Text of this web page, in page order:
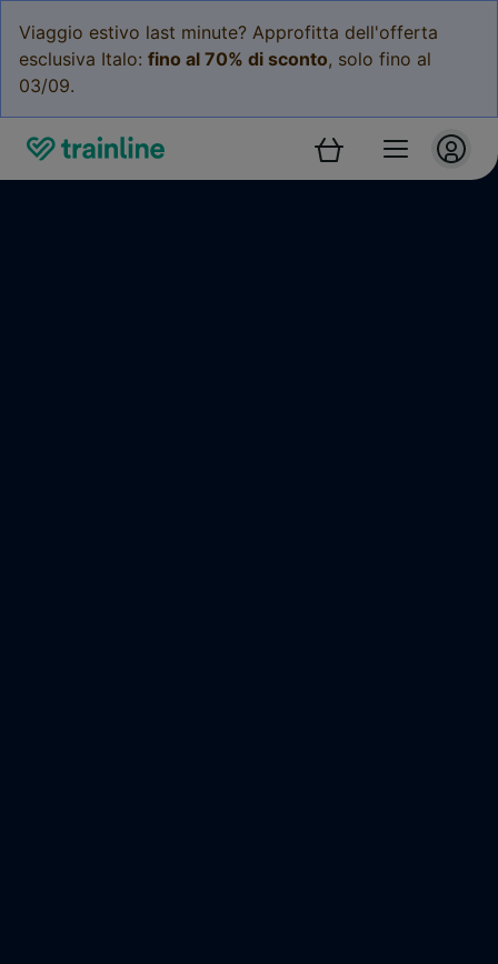
Viaggio estivo last minute? Approfitta dell'offerta
esclusiva Italo: fino al 70% di sconto, solo fino al
03/09.